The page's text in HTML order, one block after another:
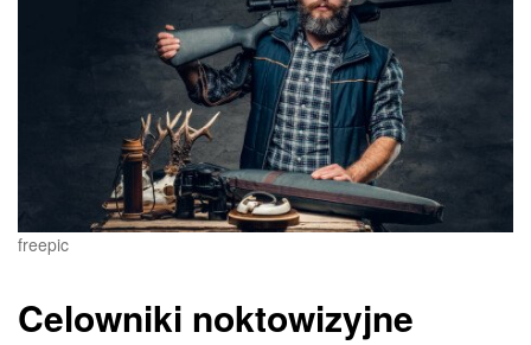
freepic
Celowniki noktowizyjne